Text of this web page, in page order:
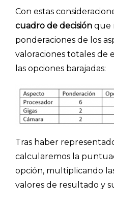
Explorar
- Artículos
- Consejos para tu
Con estas
cuadro de decisión que
ponderaciones de los
valoraciones totales de
las opciones barajadas:
Tras haber
calcularemos la
opción, multiplicando
valores de resultado y